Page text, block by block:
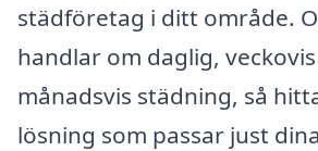
städföretag i ditt område.
handlar om daglig,
månadsvis städning, så
lösning som passar just